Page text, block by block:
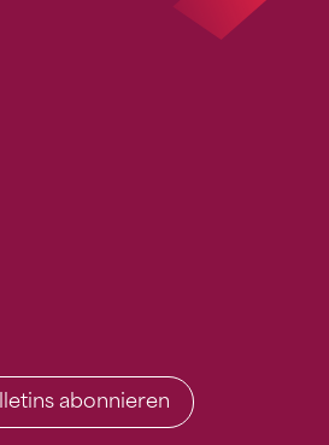
abonnieren